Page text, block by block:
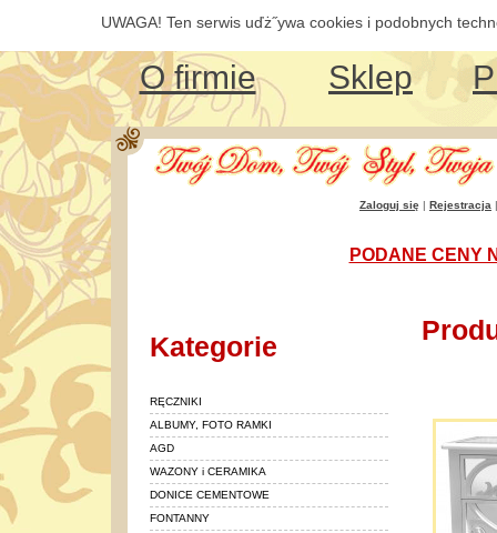
UWAGA! Ten serwis uďż˝ywa cookies i podobnych
O firmie Sklep
Zaloguj się | Rejestracja
PODANE CENY
Kategorie
RĘCZNIKI
ALBUMY, FOTO RAMKI
AGD
WAZONY i CERAMIKA
DONICE CEMENTOWE
FONTANNY